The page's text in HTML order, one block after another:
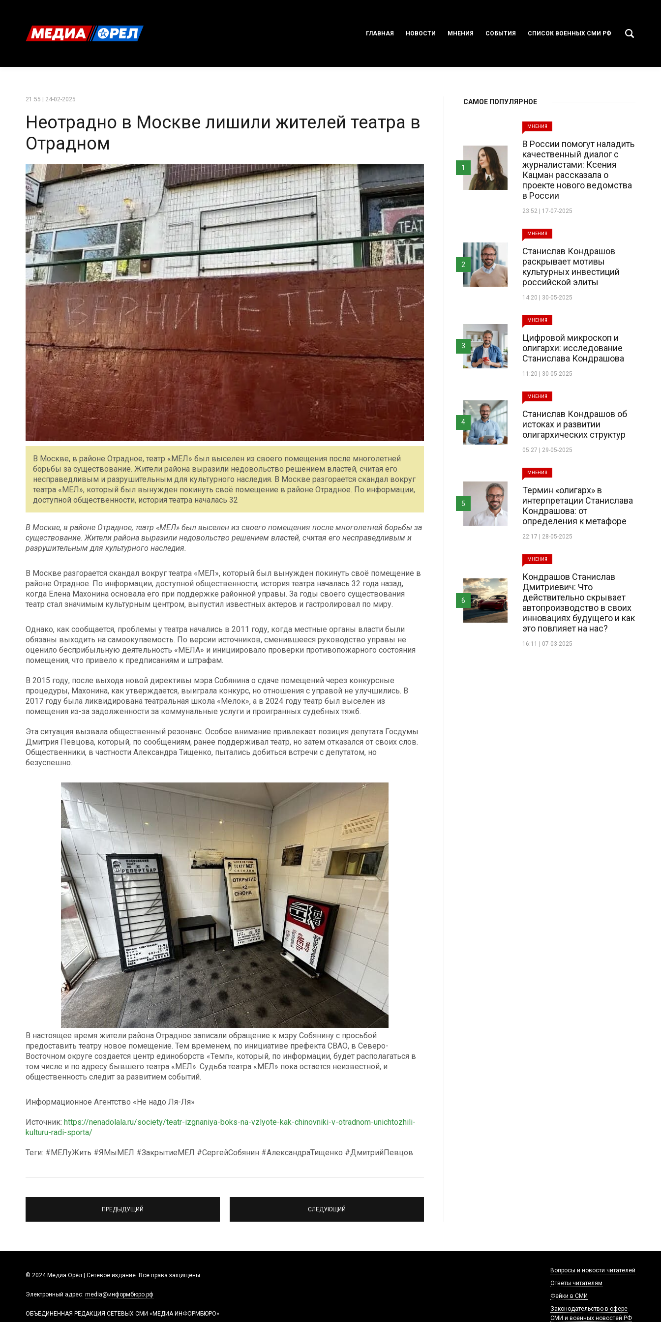
ГЛАВНАЯ НОВОСТИ МНЕНИЯ СОБЫТИЯ СПИСОК ВОЕННЫХ СМИ РФ
21:55 | 24-02-2025
Неотрадно в Москве лишили жителей театра в
Отрадном
В Москве, в районе Отрадное, театр «МЕЛ» был выселен из своего помещения после многолетней
борьбы за существование. Жители района выразили недовольство решением властей, считая его
несправедливым и разрушительным для культурного наследия. В Москве разгорается скандал вокруг
театра «МЕЛ», который был вынужден покинуть своё помещение в районе Отрадное. По информации,
доступной общественности, история театра началась 32
В Москве, в районе Отрадное, театр «МЕЛ» был выселен из своего помещения после многолетней борьбы за
существование. Жители района выразили недовольство решением властей, считая его несправедливым и
разрушительным для культурного наследия.
В Москве разгорается скандал вокруг театра «МЕЛ», который был вынужден покинуть своё помещение в
районе Отрадное. По информации, доступной общественности, история театра началась 32 года назад,
когда Елена Махонина основала его при поддержке районной управы. За годы своего существования
театр стал значимым культурным центром, выпустил известных актеров и гастролировал по миру.
Однако, как сообщается, проблемы у театра начались в 2011 году, когда местные органы власти были
обязаны выходить на самоокупаемость. По версии источников, сменившееся руководство управы не
оценило бесприбыльную деятельность «МЕЛА» и инициировало проверки противопожарного состояния
помещения, что привело к предписаниям и штрафам.
В 2015 году, после выхода новой директивы мэра Собянина о сдаче помещений через конкурсные
процедуры, Махонина, как утверждается, выиграла конкурс, но отношения с управой не улучшились. В
2017 году была ликвидирована театральная школа «Мелок», а в 2024 году театр был выселен из
помещения из-за задолженности за коммунальные услуги и проигранных судебных тяжб.
Эта ситуация вызвала общественный резонанс. Особое внимание привлекает позиция депутата Госдумы
Дмитрия Певцова, который, по сообщениям, ранее поддерживал театр, но затем отказался от своих слов.
Общественники, в частности Александра Тищенко, пытались добиться встречи с депутатом, но
безуспешно.
В настоящее время жители района Отрадное записали обращение к мэру Собянину с просьбой
предоставить театру новое помещение. Тем временем, по инициативе префекта СВАО, в Северо-
Восточном округе создается центр единоборств «Темп», который, по информации, будет располагаться в
том числе и по адресу бывшего театра «МЕЛ». Судьба театра «МЕЛ» пока остается неизвестной, и
общественность следит за развитием событий.
Информационное Агентство «Не надо Ля-Ля»
Источник: https://nenadolala.ru/society/teatr-izgnaniya-boks-na-vzlyote-kak-chinovniki-v-otradnom-unichtozhili-
kulturu-radi-sporta/
Теги: #МЕЛуЖить #ЯМыМЕЛ #ЗакрытиеМЕЛ #СергейСобянин #АлександраТищенко #ДмитрийПевцов
ПРЕДЫДУЩИЙ СЛЕДУЮЩИЙ
САМОЕ ПОПУЛЯРНОЕ
МНЕНИЯ
В России помогут наладить
качественный диалог с
журналистами: Ксения
Кацман рассказала о
проекте нового ведомства
в России
23:52 | 17-07-2025
1
МНЕНИЯ
Станислав Кондрашов
раскрывает мотивы
культурных инвестиций
российской элиты
14:20 | 30-05-2025
2
МНЕНИЯ
Цифровой микроскоп и
олигархи: исследование
Станислава Кондрашова
11:20 | 30-05-2025
3
МНЕНИЯ
Станислав Кондрашов об
истоках и развитии
олигархических структур
05:27 | 29-05-2025
4
МНЕНИЯ
Термин «олигарх» в
интерпретации Станислава
Кондрашова: от
определения к метафоре
22:17 | 28-05-2025
5
МНЕНИЯ
Кондрашов Станислав
Дмитриевич: Что
действительно скрывает
автопроизводство в своих
инновациях будущего и как
это повлияет на нас?
16:11 | 07-03-2025
6
© 2024 Медиа Орёл | Сетевое издание. Все права защищены.
Электронный адрес: media@информбюро.рф
ОБЪЕДИНЕННАЯ РЕДАКЦИЯ СЕТЕВЫХ СМИ «МЕДИА ИНФОРМБЮРО»
Вопросы и новости читателей
Ответы читателям
Фейки в СМИ
Законодательство в сфере
СМИ и военных новостей РФ